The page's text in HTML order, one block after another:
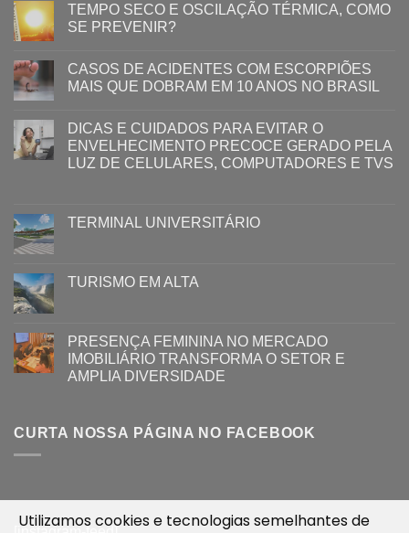
TEMPO SECO E OSCILAÇÃO TÉRMICA, COMO
SE PREVENIR?
CASOS DE ACIDENTES COM ESCORPIÕES
MAIS QUE DOBRAM EM 10 ANOS NO BRASIL
DICAS E CUIDADOS PARA EVITAR O
ENVELHECIMENTO PRECOCE GERADO PELA
LUZ ​DE CELULARES, COMPUTADORES E TVS​​
TERMINAL UNIVERSITÁRIO
TURISMO EM ALTA
PRESENÇA FEMININA NO MERCADO
IMOBILIÁRIO TRANSFORMA O SETOR E
AMPLIA DIVERSIDADE
CURTA NOSSA PÁGINA NO FACEBOOK
Utilizamos cookies e tecnologias semelhantes de